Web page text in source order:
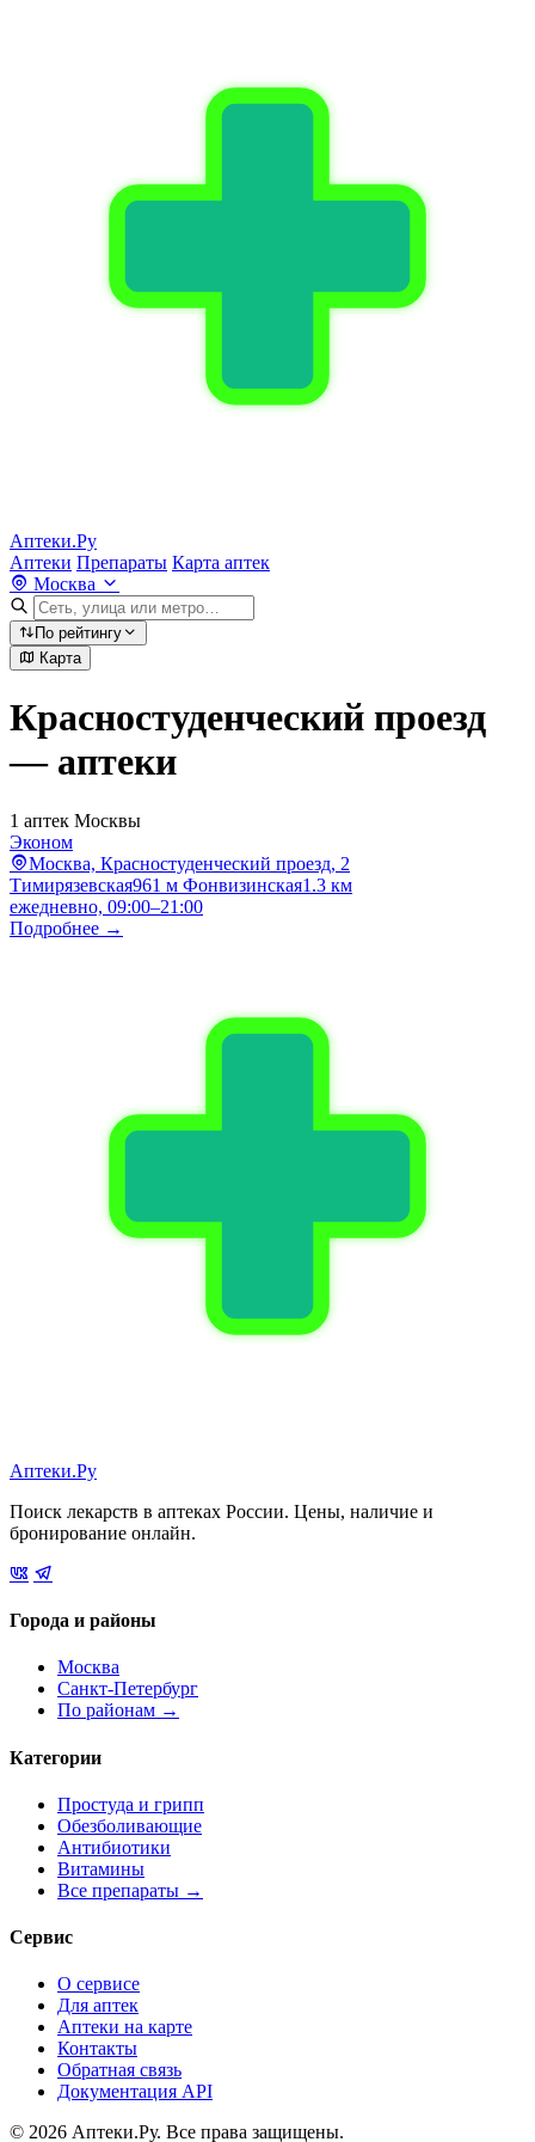
Аптеки.Ру
Аптеки Препараты Карта аптек
Москва
По рейтингу
Карта
Красностуденческий проезд
— аптеки
1 аптек Москвы
Эконом
Москва, Красностуденческий проезд, 2
Тимирязевская961 м Фонвизинская1.3 км
ежедневно, 09:00–21:00
Подробнее →
Аптеки.Ру
Поиск лекарств в аптеках России. Цены, наличие и
бронирование онлайн.
Города и районы
Москва
Санкт-Петербург
По районам →
Категории
Простуда и грипп
Обезболивающие
Антибиотики
Витамины
Все препараты →
Сервис
О сервисе
Для аптек
Аптеки на карте
Контакты
Обратная связь
Документация API
© 2026 Аптеки.Ру. Все права защищены.